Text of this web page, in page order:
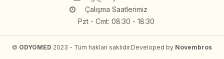
Çalışma Saatlerimiz
Pzt - Cmt: 08:30 - 18:30